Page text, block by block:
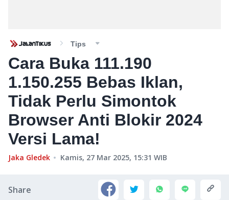
Tips
Cara Buka 111.190
1.150.255 Bebas Iklan,
Tidak Perlu Simontok
Browser Anti Blokir 2024
Versi Lama!
Jaka Gledek Kamis, 27 Mar 2025, 15:31 WIB
Share